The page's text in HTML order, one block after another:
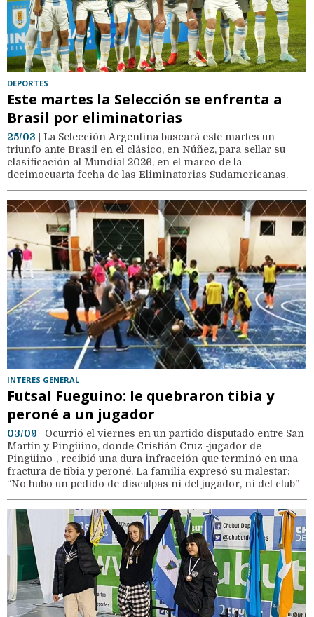
DEPORTES
Este martes la Selección se enfrenta a
Brasil por eliminatorias
25/03 | La Selección Argentina buscará este martes un
triunfo ante Brasil en el clásico, en Núñez, para sellar su
clasificación al Mundial 2026, en el marco de la
decimocuarta fecha de las Eliminatorias Sudamericanas.
INTERES GENERAL
Futsal Fueguino: le quebraron tibia y
peroné a un jugador
03/09 | Ocurrió el viernes en un partido disputado entre San
Martín y Pingüino, donde Cristián Cruz -jugador de
Pingüino-, recibió una dura infracción que terminó en una
fractura de tibia y peroné. La familia expresó su malestar:
“No hubo un pedido de disculpas ni del jugador, ni del club”